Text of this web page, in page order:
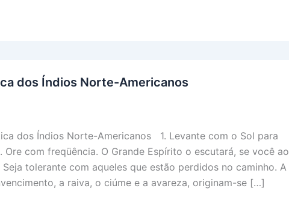
dos Índios Norte-Americanos
dos Índios Norte-Americanos 1. Levante com o Sol para
Ore com freqüência. O Grande Espírito o escutará, se você ao
tolerante com aqueles que estão perdidos no caminho. A
a raiva, o ciúme e a avareza, originam-se […]